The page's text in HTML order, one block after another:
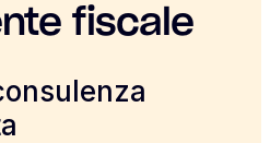
fiscale